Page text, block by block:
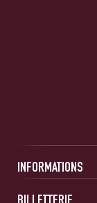
INFORMATIONS